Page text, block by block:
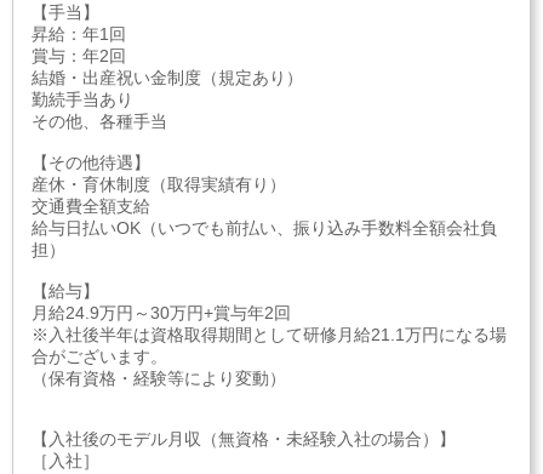
【手当】
昇給：年1回
賞与：年2回
結婚・出産祝い金制度（規定あり）
勤続手当あり
その他、各種手当
【その他待遇】
産休・育休制度（取得実績有り）
交通費全額支給
給与日払いOK（いつでも前払い、振り込み手数料全額会社負
担）
【給与】
月給24.9万円～30万円+賞与年2回
※入社後半年は資格取得期間として研修月給21.1万円になる場
合がございます。
（保有資格・経験等により変動）
【入社後のモデル月収（無資格・未経験入社の場合）】
［入社］